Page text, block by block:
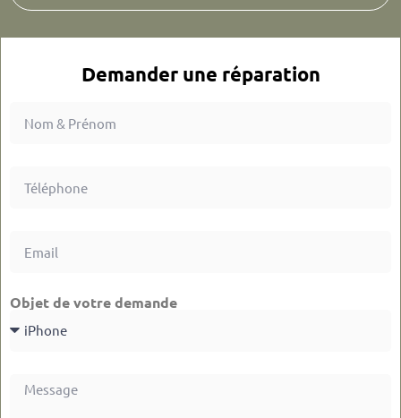
Demander une réparation
Objet de votre demande